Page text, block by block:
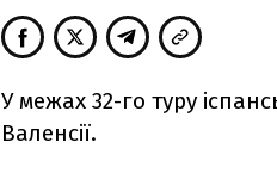
У межах 32-го туру
Валенсії.